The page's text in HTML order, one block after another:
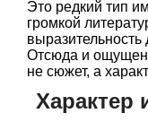
Это редкий тип
громкой
Отсюда и
не сюжет, а
Характер